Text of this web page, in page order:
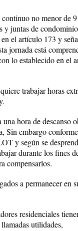
no menor de 9
y juntas de
el artículo 173 y
jornada está
lo establecido en
trabajar horas
hora de descanso
Sin embargo
y según se
durante los fines
compensarlos.
a permanecer en
residenciales
utilidades,